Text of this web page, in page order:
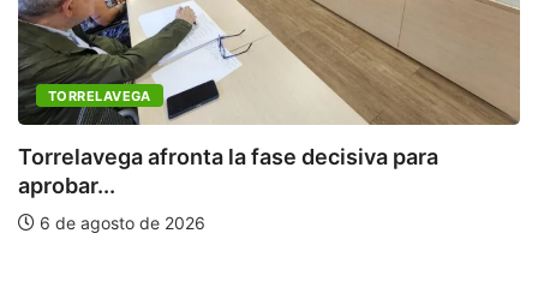
TORRELAVEGA
Torrelavega afronta la fase decisiva para
aprobar...
6 de agosto de 2026